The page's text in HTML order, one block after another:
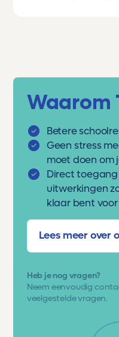
Waarom
Betere
Geen stress
moet doen om
Direct
uitwerkingen
klaar bent
Lees meer over
Heb je nog vragen?
Neem eenvoudig
veelgestelde vragen.